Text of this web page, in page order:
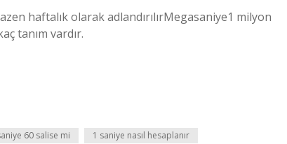
haftalık olarak adlandırılırMegasaniye1 milyon
tanım vardır.
60 salise mi 1 saniye nasıl hesaplanır